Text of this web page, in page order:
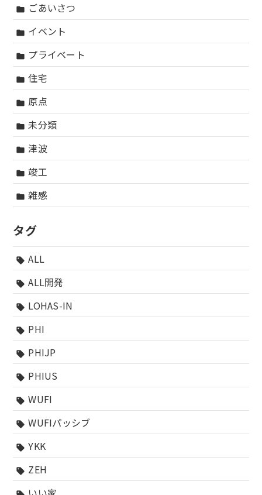
folder ごあいさつ
folder イベント
folder プライベート
folder 住宅
folder 原点
folder 未分類
folder 津波
folder 竣工
folder 雑感
タグ
sell ALL
sell ALL開発
sell LOHAS-IN
sell PHI
sell PHIJP
sell PHIUS
sell WUFI
sell WUFIパッシブ
sell YKK
sell ZEH